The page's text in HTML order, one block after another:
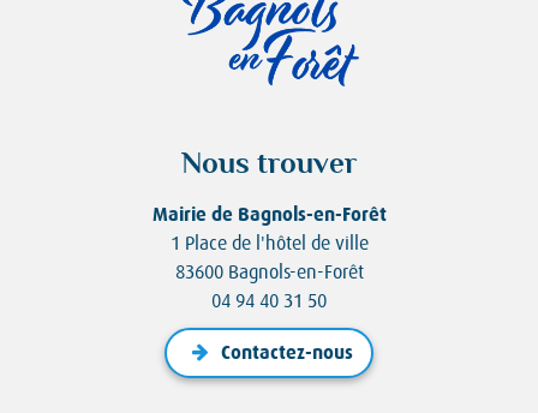
Nous trouver
Mairie de Bagnols-en-Forêt
1 Place de l'hôtel de ville
83600 Bagnols-en-Forêt
04 94 40 31 50
Contactez-nous